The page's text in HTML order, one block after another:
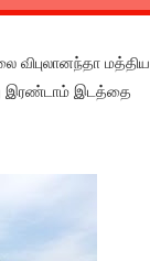
விபுலானந்தா மத்திய
இரண்டாம் இடத்தை